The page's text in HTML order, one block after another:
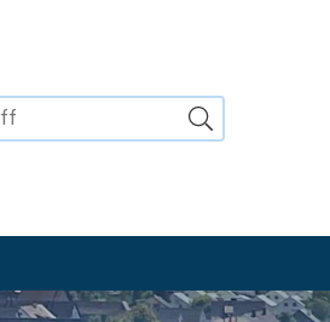
Suche starten